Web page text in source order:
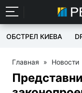
ОБСТРЕЛ КИЕВА
Главная » Новости